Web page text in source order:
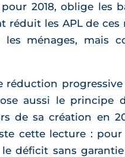
2018, oblige les
réduit les APL de ces
ménages, mais
réduction progressive
aussi le principe
de sa création en
cette lecture : pour
déficit sans